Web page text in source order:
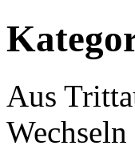
Aus
Wechseln